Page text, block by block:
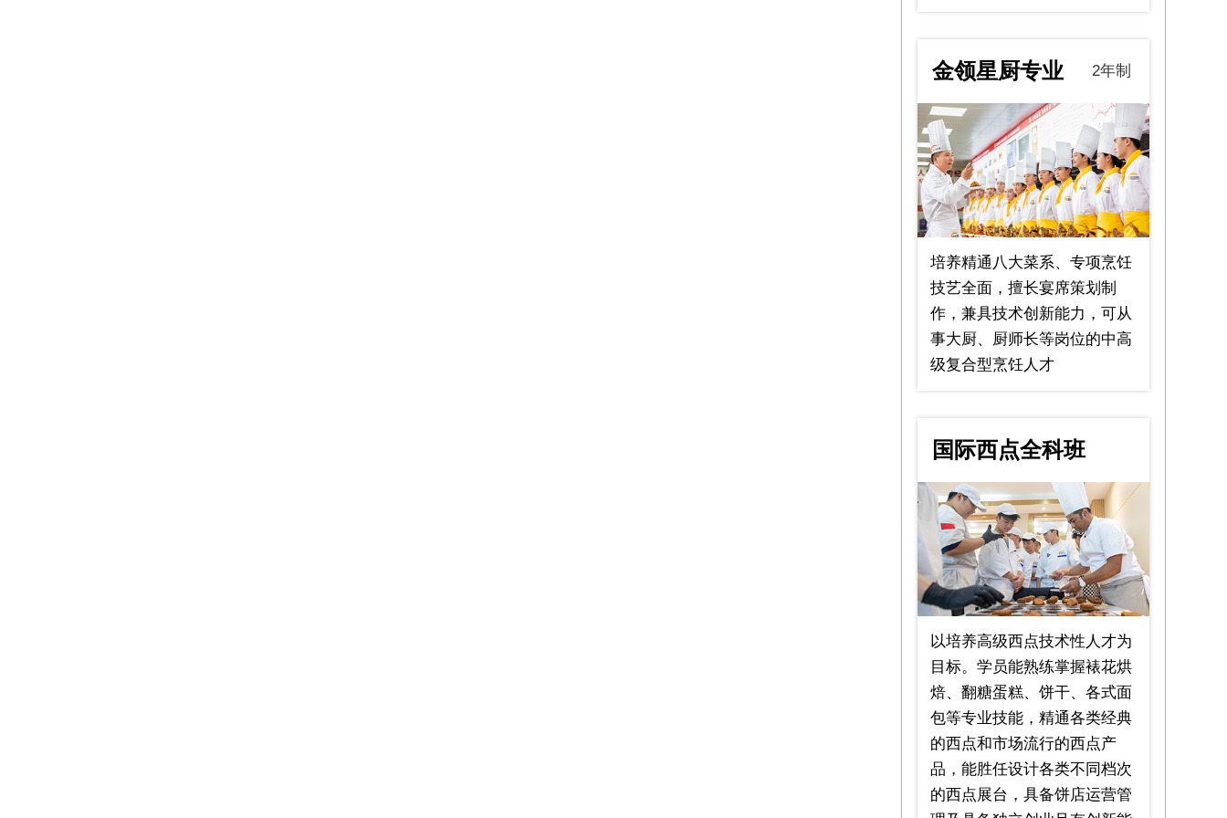
金领星厨专业 2年制
培养精通八大菜系、专项烹饪
技艺全面，擅长宴席策划制
作，兼具技术创新能力，可从
事大厨、厨师长等岗位的中高
级复合型烹饪人才
国际西点全科班
18个月
以培养高级西点技术性人才为
目标。学员能熟练掌握裱花烘
焙、翻糖蛋糕、饼干、各式面
包等专业技能，精通各类经典
的西点和市场流行的西点产
品，能胜任设计各类不同档次
的西点展台，具备饼店运营管